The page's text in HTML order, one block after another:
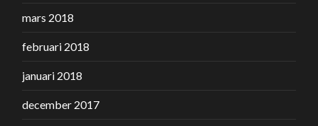
mars 2018
februari 2018
januari 2018
december 2017